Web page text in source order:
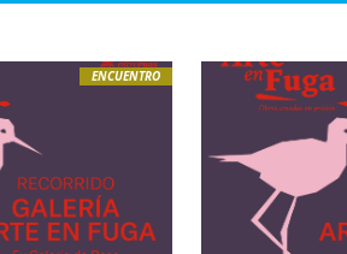
ENCUENTRO